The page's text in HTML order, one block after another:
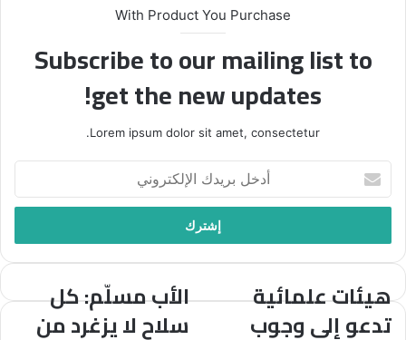
With Product You Purchase
Subscribe to our mailing list to
get the new updates!
Lorem ipsum dolor sit amet, consectetur.
بريدك
الإلكتروني
هيئات
علمائية
تدعو
هيئات علمائية
تدعو إلى وجوب
الأب
مسلّم:
كل
الأب مسلّم: كل
سلاح لا يزغرد من